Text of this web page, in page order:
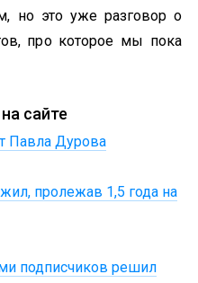
но это уже разговор о
про которое мы пока
сайте
Павла Дурова
пролежав 1,5 года на
подписчиков решил